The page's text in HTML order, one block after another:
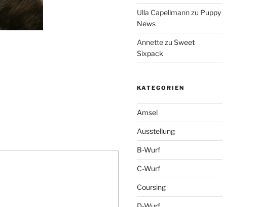
Ulla Capellmann zu Puppy
News
Annette zuSweet
Sixpack
KATEGORIEN
Amsel
Ausstellung
B-Wurf
C-Wurf
Coursing